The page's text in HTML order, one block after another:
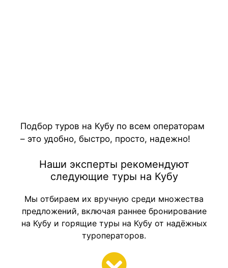
Подбор туров на Кубу по всем операторам
– это удобно, быстро, просто, надежно!
Наши эксперты рекомендуют
следующие туры на Кубу
Мы отбираем их вручную среди множества
предложений, включая раннее бронирование
на Кубу и горящие туры на Кубу от надёжных
туроператоров.